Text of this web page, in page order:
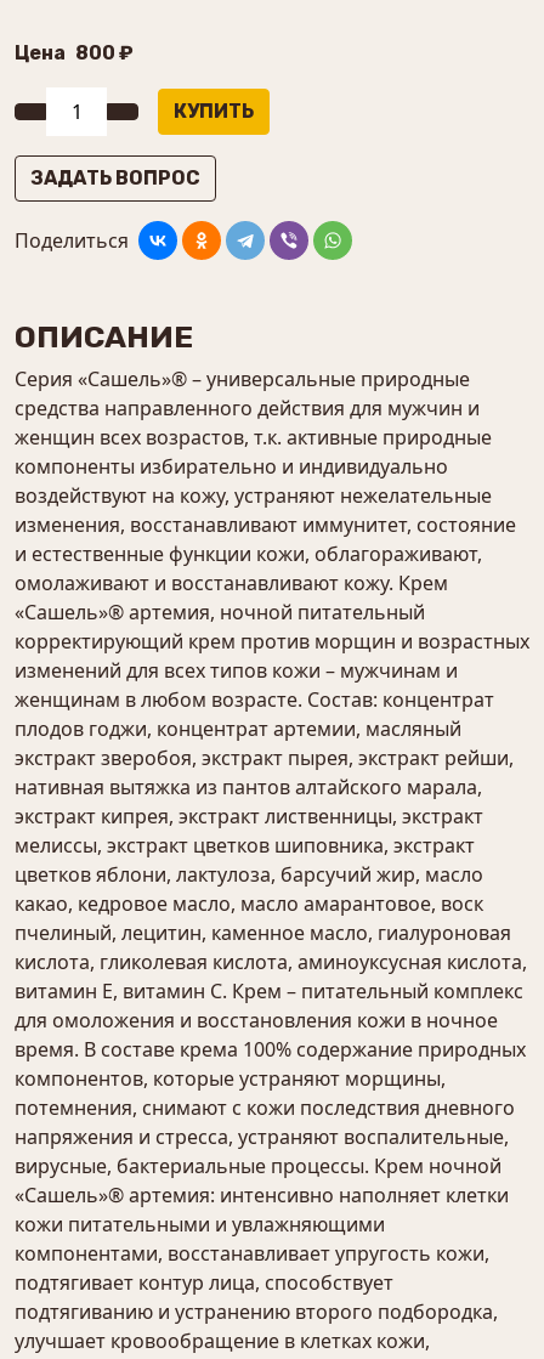
Цена 800 ₽
ЗАДАТЬ ВОПРОС
Поделиться
ОПИСАНИЕ
Серия «Сашель»® – универсальные природные
средства направленного действия для мужчин и
женщин всех возрастов, т.к. активные природные
компоненты избирательно и индивидуально
воздействуют на кожу, устраняют нежелательные
изменения, восстанавливают иммунитет, состояние
и естественные функции кожи, облагораживают,
омолаживают и восстанавливают кожу. Крем
«Сашель»® артемия, ночной питательный
корректирующий крем против морщин и возрастных
изменений для всех типов кожи – мужчинам и
женщинам в любом возрасте. Состав: концентрат
плодов годжи, концентрат артемии, масляный
экстракт зверобоя, экстракт пырея, экстракт рейши,
нативная вытяжка из пантов алтайского марала,
экстракт кипрея, экстракт лиственницы, экстракт
мелиссы, экстракт цветков шиповника, экстракт
цветков яблони, лактулоза, барсучий жир, масло
какао, кедровое масло, масло амарантовое, воск
пчелиный, лецитин, каменное масло, гиалуроновая
кислота, гликолевая кислота, аминоуксусная кислота,
витамин Е, витамин С. Крем – питательный комплекс
для омоложения и восстановления кожи в ночное
время. В составе крема 100% содержание природных
компонентов, которые устраняют морщины,
потемнения, снимают с кожи последствия дневного
напряжения и стресса, устраняют воспалительные,
вирусные, бактериальные процессы. Крем ночной
«Сашель»® артемия: интенсивно наполняет клетки
кожи питательными и увлажняющими
компонентами, восстанавливает упругость кожи,
подтягивает контур лица, способствует
подтягиванию и устранению второго подбородка,
улучшает кровообращение в клетках кожи,